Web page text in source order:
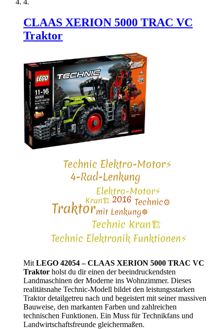
CLAAS XERION 5000 TRAC VC
Traktor
Mit LEGO 42054 – CLAAS XERION 5000 TRAC VC
Traktor holst du dir einen der beeindruckendsten
Landmaschinen der Moderne ins Wohnzimmer. Dieses
realitätsnahe Technic-Modell bildet den leistungsstarken
Traktor detailgetreu nach und begeistert mit seiner massiven
Bauweise, den markanten Farben und zahlreichen
technischen Funktionen. Ein Muss für Technikfans und
Landwirtschaftsfreunde gleichermaßen.